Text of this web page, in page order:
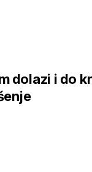
dolazi i do